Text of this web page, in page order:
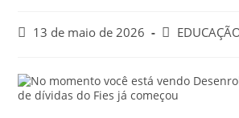
13 de maio de 2026